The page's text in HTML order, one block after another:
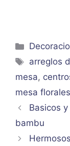
Etiquetas
arreglos
mesa,
mesa
Basicos
bambu